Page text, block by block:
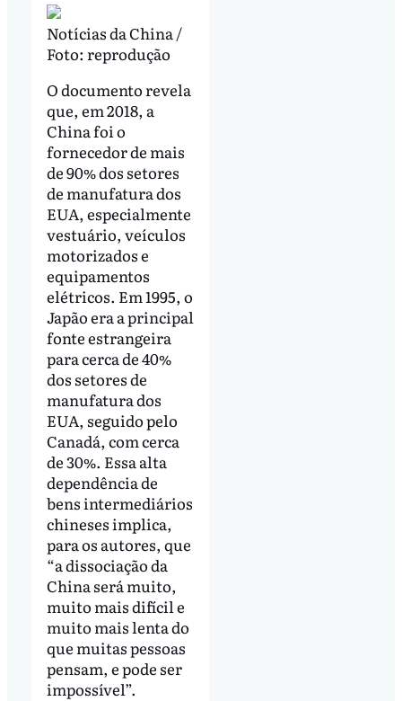
Notícias da China /
Foto: reprodução
O documento revela
que, em 2018, a
China foi o
fornecedor de mais
de 90% dos setores
de manufatura dos
EUA, especialmente
vestuário, veículos
motorizados e
equipamentos
elétricos. Em 1995, o
Japão era a principal
fonte estrangeira
para cerca de 40%
dos setores de
manufatura dos
EUA, seguido pelo
Canadá, com cerca
de 30%. Essa alta
dependência de
bens intermediários
chineses implica,
para os autores, que
“a dissociação da
China será muito,
muito mais difícil e
muito mais lenta do
que muitas pessoas
pensam, e pode ser
impossível”.